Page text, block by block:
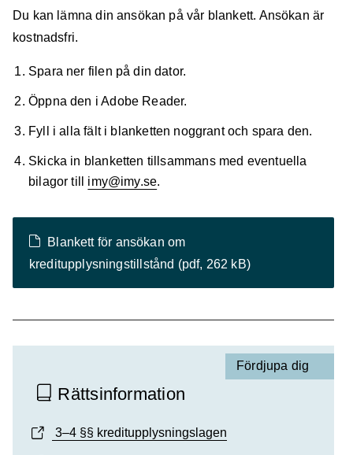
Du kan lämna din ansökan på vår blankett. Ansökan är
kostnadsfri.
Spara ner filen på din dator.
Öppna den i Adobe Reader.
Fyll i alla fält i blanketten noggrant och spara den.
Skicka in blanketten tillsammans med eventuella
bilagor till imy@imy.se.
Blankett för ansökan om
kreditupplysningstillstånd (pdf, 262 kB)
Rättsinformation
Fördjupa dig
3–4 §§ kreditupplysningslagen